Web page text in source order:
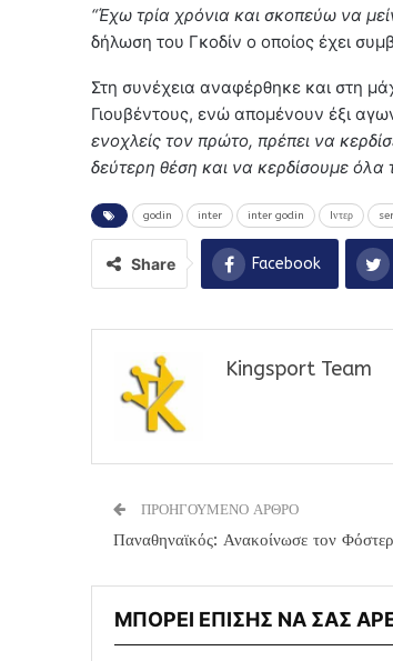
“Έχω τρία χρόνια και σκοπεύω να
δήλωση του Γκοδίν ο οποίος έχει
Στη συνέχεια αναφέρθηκε και στη
Γιουβέντους, ενώ απομένουν έξι
ενοχλείς τον πρώτο, πρέπει να
δεύτερη θέση και να κερδίσουμε όλα
godin inter inter godin Iντερ
Share Facebook
Kingsport Team
ΠΡΟΗΓΟΥΜΕΝΟ ΑΡΘΡΟ
Παναθηναϊκός: Ανακοίνωσε τον
ΜΠΟΡΕΙ ΕΠΙΣΗΣ ΝΑ ΣΑΣ